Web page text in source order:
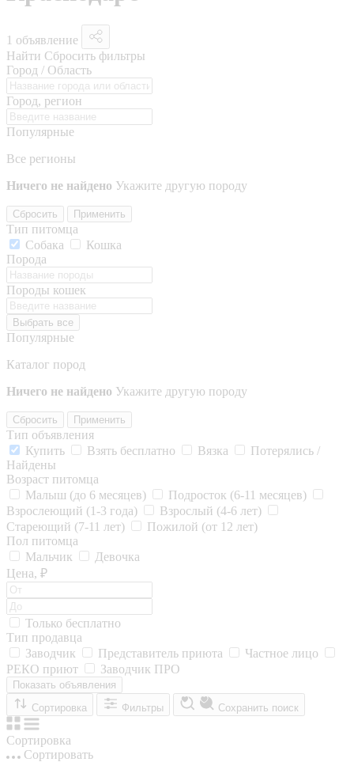
1 объявление
Найти Сбросить фильтры
Город / Область
Город, регион
Популярные
Все регионы
Ничего не найдено Укажите другую породу
Сбросить Применить
Тип питомца
Собака
Кошка
Порода
Породы кошек
Выбрать все
Популярные
Каталог пород
Ничего не найдено Укажите другую породу
Сбросить Применить
Тип объявления
Купить
Взять бесплатно Вязка
Потерялись /
Найдены
Возраст питомца
Малыш (до 6 месяцев)
Подросток (6-11 месяцев)
Взрослеющий (1-3 года)
Взрослый (4-6 лет)
Стареющий (7-11 лет)
Пожилой (от 12 лет)
Пол питомца
Мальчик
Девочка
Цена, ₽
Только бесплатно
Тип продавца
Заводчик
Представитель приюта
Частное лицо
РЕКО приют
Заводчик ПРО
Показать объявления
Сортировка
Фильтры Сохранить поиск
Сортировка
Сортировать